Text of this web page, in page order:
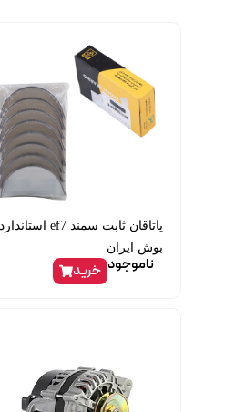
یاتاقان ثابت سمند ef7 استاندارد
بوش ایران
ناموجود خرید